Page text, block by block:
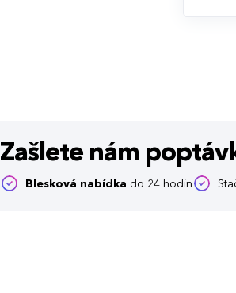
Zašlete nám
Blesková nabídka do 24 hodin